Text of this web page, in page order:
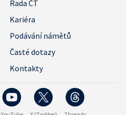
Rada ČT
Kariéra
Podávání námětů
Časté dotazy
Kontakty